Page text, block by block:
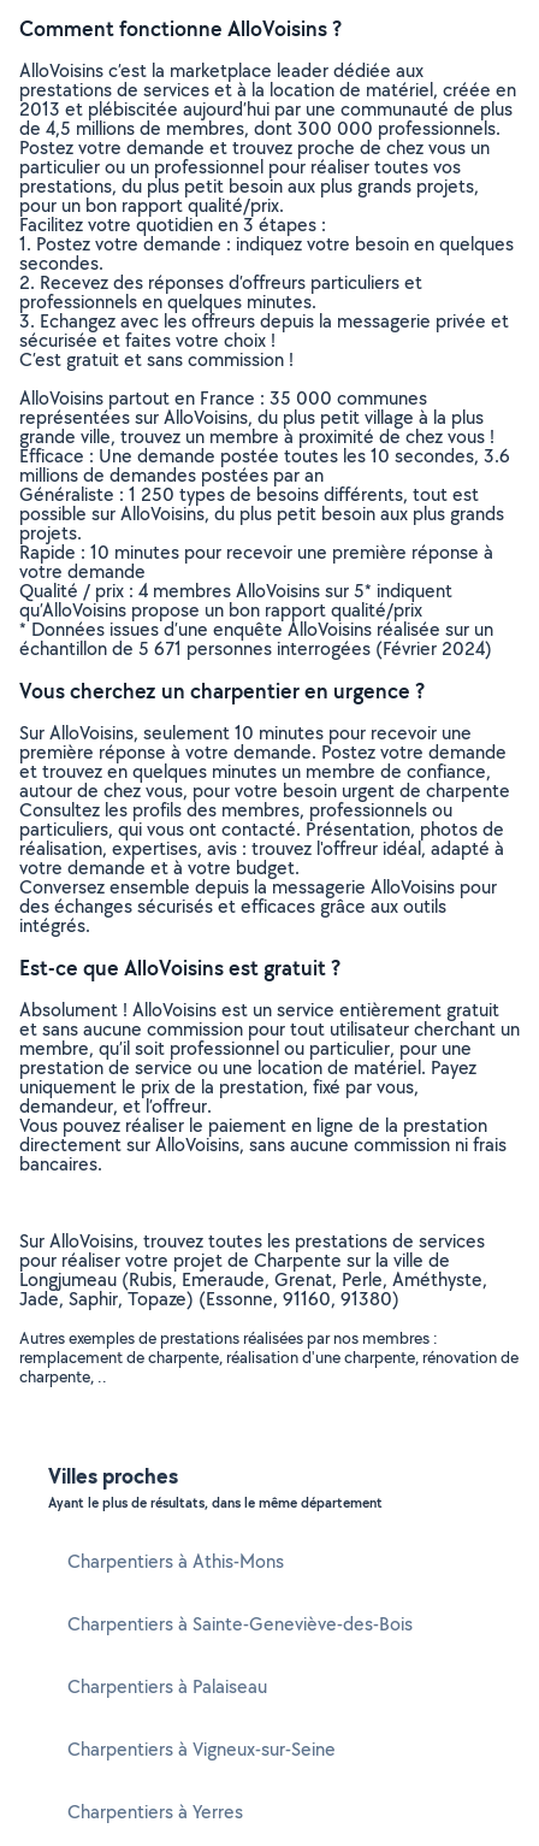
Comment fonctionne AlloVoisins ?
AlloVoisins c’est la marketplace leader dédiée aux
prestations de services et à la location de matériel, créée en
2013 et plébiscitée aujourd’hui par une communauté de plus
de 4,5 millions de membres, dont 300 000 professionnels.
Postez votre demande et trouvez proche de chez vous un
particulier ou un professionnel pour réaliser toutes vos
prestations, du plus petit besoin aux plus grands projets,
pour un bon rapport qualité/prix.
Facilitez votre quotidien en 3 étapes :
1. Postez votre demande : indiquez votre besoin en quelques
secondes.
2. Recevez des réponses d’offreurs particuliers et
professionnels en quelques minutes.
3. Echangez avec les offreurs depuis la messagerie privée et
sécurisée et faites votre choix !
C’est gratuit et sans commission !
AlloVoisins partout en France : 35 000 communes
représentées sur AlloVoisins, du plus petit village à la plus
grande ville, trouvez un membre à proximité de chez vous !
Efficace : Une demande postée toutes les 10 secondes, 3.6
millions de demandes postées par an
Généraliste : 1 250 types de besoins différents, tout est
possible sur AlloVoisins, du plus petit besoin aux plus grands
projets.
Rapide : 10 minutes pour recevoir une première réponse à
votre demande
Qualité / prix : 4 membres AlloVoisins sur 5* indiquent
qu’AlloVoisins propose un bon rapport qualité/prix
* Données issues d’une enquête AlloVoisins réalisée sur un
échantillon de 5 671 personnes interrogées (Février 2024)
Vous cherchez un charpentier en urgence ?
Sur AlloVoisins, seulement 10 minutes pour recevoir une
première réponse à votre demande. Postez votre demande
et trouvez en quelques minutes un membre de confiance,
autour de chez vous, pour votre besoin urgent de charpente
Consultez les profils des membres, professionnels ou
particuliers, qui vous ont contacté. Présentation, photos de
réalisation, expertises, avis : trouvez l'offreur idéal, adapté à
votre demande et à votre budget.
Conversez ensemble depuis la messagerie AlloVoisins pour
des échanges sécurisés et efficaces grâce aux outils
intégrés.
Est-ce que AlloVoisins est gratuit ?
Absolument ! AlloVoisins est un service entièrement gratuit
et sans aucune commission pour tout utilisateur cherchant un
membre, qu’il soit professionnel ou particulier, pour une
prestation de service ou une location de matériel. Payez
uniquement le prix de la prestation, fixé par vous,
demandeur, et l’offreur.
Vous pouvez réaliser le paiement en ligne de la prestation
directement sur AlloVoisins, sans aucune commission ni frais
bancaires.
Sur AlloVoisins, trouvez toutes les prestations de services
pour réaliser votre projet de Charpente sur la ville de
Longjumeau (Rubis, Emeraude, Grenat, Perle, Améthyste,
Jade, Saphir, Topaze) (Essonne, 91160, 91380)
Autres exemples de prestations réalisées par nos membres :
remplacement de charpente, réalisation d'une charpente, rénovation de
charpente, ..
Villes proches
Ayant le plus de résultats, dans le même département
Charpentiers à Athis-Mons
Charpentiers à Sainte-Geneviève-des-Bois
Charpentiers à Palaiseau
Charpentiers à Vigneux-sur-Seine
Charpentiers à Yerres